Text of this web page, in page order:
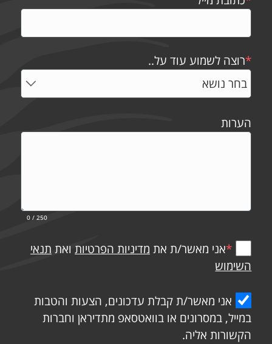
*רוצה לשמוע עוד על..
הערות
0 / 250
*אני מאשר/ת את מדיניות הפרטיות ואת תנאי
השימוש
אני מאשר/ת קבלת עדכונים, הצעות והטבות
במייל, במסרונים או בוואטסאפ מתדיראן וחברות
הקשורות אליה.